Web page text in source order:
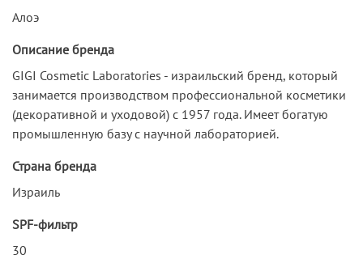
Алоэ
Описание бренда
GIGI Cosmetic Laboratories - израильский бренд, который
занимается производством профессиональной косметики
(декоративной и уходовой) с 1957 года. Имеет богатую
промышленную базу с научной лабораторией.
Страна бренда
Израиль
SPF-фильтр
30